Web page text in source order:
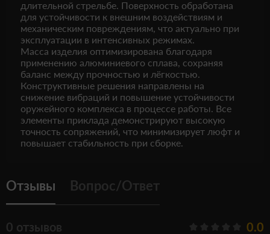
длительной стрельбе. Поверхность обработана
для устойчивости к внешним воздействиям и
механическим повреждениям, что актуально при
эксплуатации в интенсивных режимах.
Масса изделия оптимизирована благодаря
применению алюминиевого сплава, сохраняя
баланс между прочностью и лёгкостью.
Конструктивные решения направлены на
снижение вибраций и повышение устойчивости
оружейного комплекса в процессе работы. Все
элементы приклада демонстрируют высокую
точность сопряжений, что минимизирует люфт и
повышает стабильность при сборке.
Отзывы Вопрос/Ответ
0 отзывов 0.0